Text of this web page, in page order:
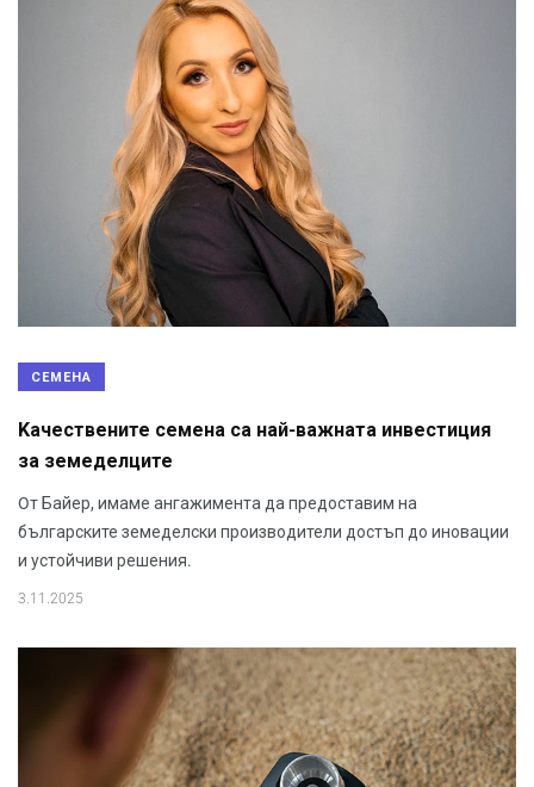
СЕМЕНА
Kачествените семена са най-важната инвестиция
за земеделците
Oт Байер, имаме ангажимента да предоставим на
българските земеделски производители достъп до иновации
и устойчиви решения.
3.11.2025